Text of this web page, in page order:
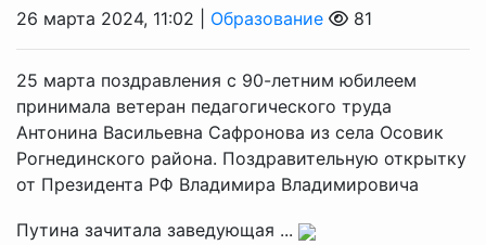
26 марта 2024, 11:02 | Образование 81
25 марта поздравления с 90-летним юбилеем
принимала ветеран педагогического труда
Антонина Васильевна Сафронова из села Осовик
Рогнединского района. Поздравительную открытку
от Президента РФ Владимира Владимировича
Путина зачитала заведующая ...